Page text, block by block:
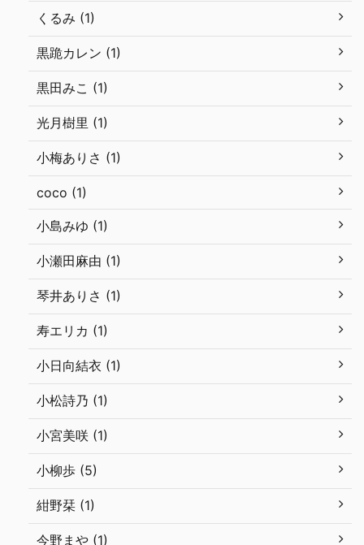
くるみ (1)
黒跪カレン (1)
黒田みこ (1)
光月樹里 (1)
小梅ありさ (1)
coco (1)
小島みゆ (1)
小瀬田麻由 (1)
琴井ありさ (1)
寿エリカ (1)
小日向結衣 (1)
小松詩乃 (1)
小宮美咲 (1)
小柳歩 (5)
紺野栞 (1)
今野まや (1)